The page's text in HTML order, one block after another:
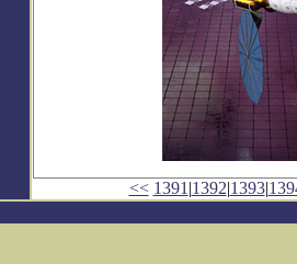
<< 1391 |1392|1393|